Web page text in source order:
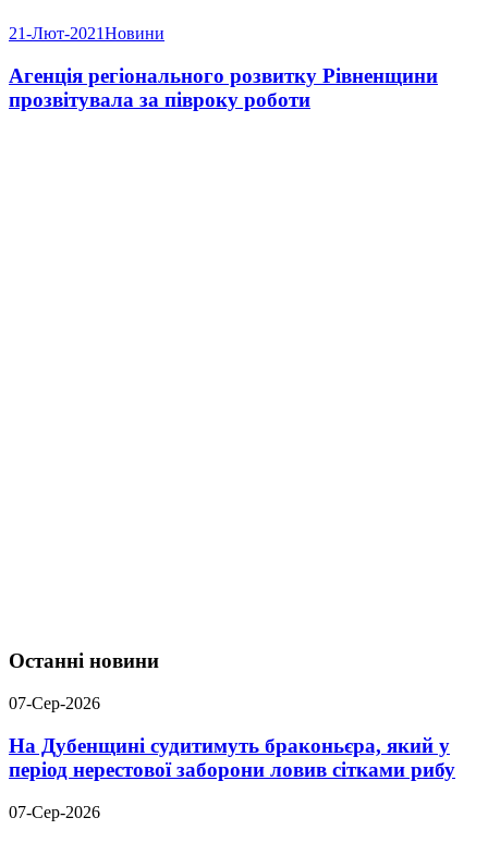
21-Лют-2021Новини
Агенція регіонального розвитку Рівненщини
прозвітувала за півроку роботи
Останні новини
07-Сер-2026
На Дубенщині судитимуть браконьєра, який у
період нерестової заборони ловив сітками рибу
07-Сер-2026